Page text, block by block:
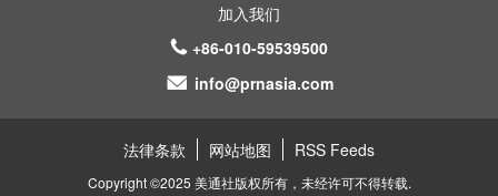
加入我们
+86-010-59539500
info@prnasia.com
法律条款 网站地图 RSS Feeds
Copyright ©2025 美通社版权所有，未经许可不得转载.